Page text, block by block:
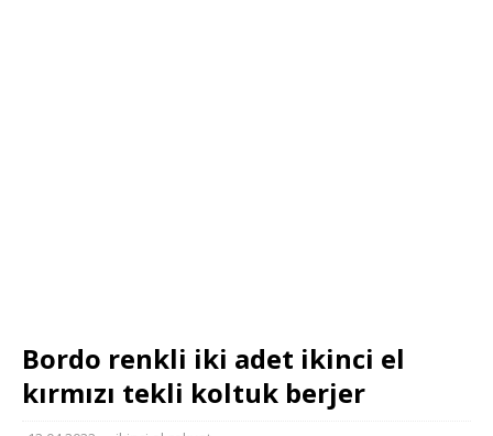
Bordo renkli iki adet ikinci el
kırmızı tekli koltuk berjer